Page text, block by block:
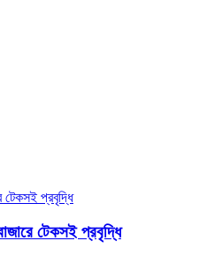
টেকসই প্রবৃদ্ধি